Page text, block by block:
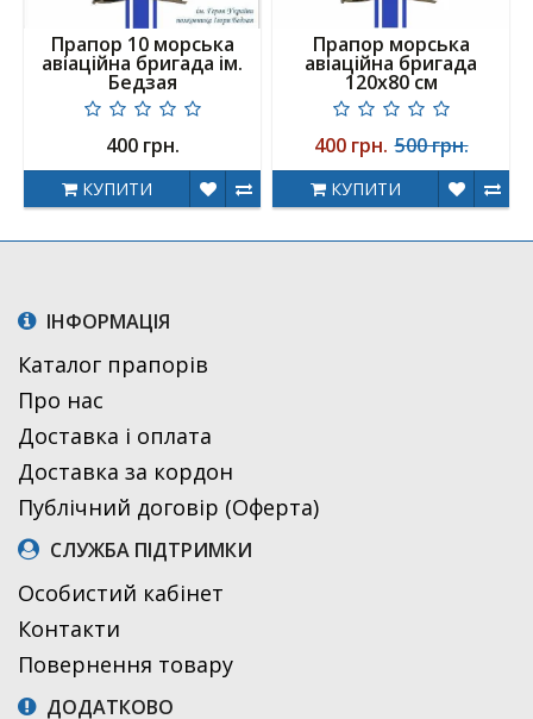
Прапор 10 морська
авіаційна бригада ім.
Бедзая
400 грн.
КУПИТИ
Прапор морська
авіаційна бригада
120х80 см
400 грн. 500 грн.
КУПИТИ
ІНФОРМАЦІЯ
Каталог прапорів
Про нас
Доставка і оплата
Доставка за кордон
Публічний договір (Оферта)
СЛУЖБА ПІДТРИМКИ
Особистий кабінет
Контакти
Повернення товару
ДОДАТКОВО